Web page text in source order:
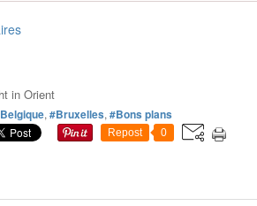
in Orient
, #Bruxelles, #Bons plans
Repost 0